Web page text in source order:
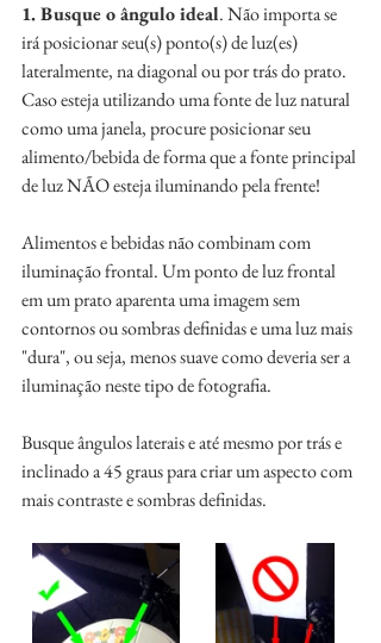
1. Busque o ângulo ideal. Não importa se
irá posicionar seu(s) ponto(s) de luz(es)
lateralmente, na diagonal ou por trás do prato.
Caso esteja utilizando uma fonte de luz natural
como uma janela, procure posicionar seu
alimento/bebida de forma que a fonte principal
de luz NÃO esteja iluminando pela frente!
Alimentos e bebidas não combinam com
iluminação frontal. Um ponto de luz frontal
em um prato aparenta uma imagem sem
contornos ou sombras definidas e uma luz mais
"dura", ou seja, menos suave como deveria ser a
iluminação neste tipo de fotografia.
Busque ângulos laterais e até mesmo por trás e
inclinado a 45 graus para criar um aspecto com
mais contraste e sombras definidas.